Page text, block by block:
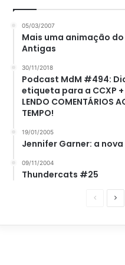
05/03/2007
Mais uma animação do
Antigas
30/11/2018
Podcast MdM #494:
etiqueta para a CCXP +
LENDO COMENTÁRIOS
TEMPO!
19/01/2005
Jennifer Garner: a nova
09/11/2004
Thundercats #25